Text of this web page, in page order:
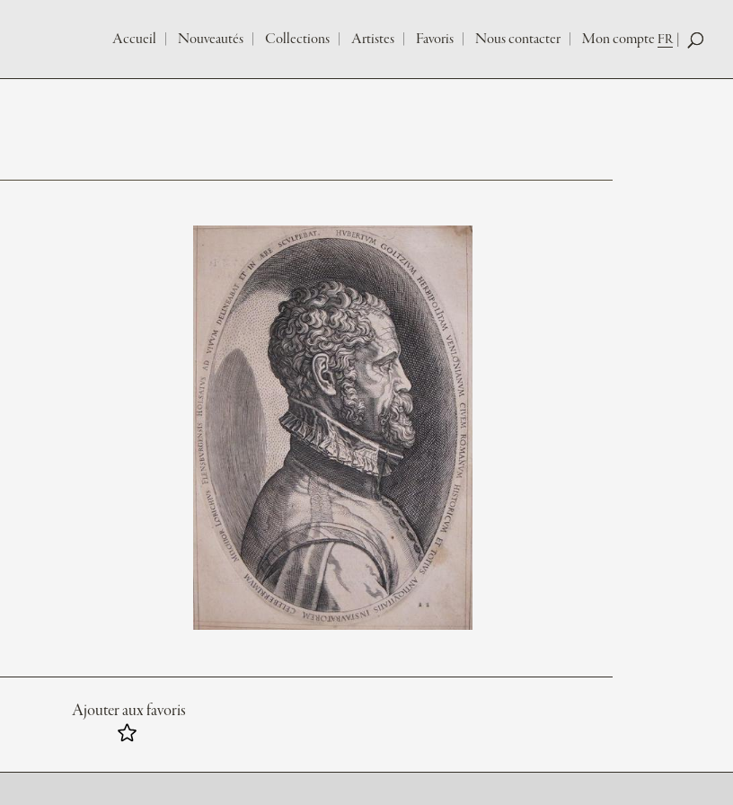
Accueil Nouveautés Collections Artistes Favoris Nous contacter Mon compte FR
Ajouter aux favoris